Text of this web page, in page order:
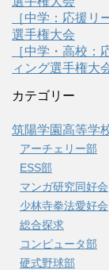
［中学：応援
選手権大会
［中学・高校
ィング選手権大
カテゴリー
筑陽学園高等学
アーチェリー部
ESS部
マンガ研究同好会
少林寺拳法愛好会
総合探求
コンピュータ部
硬式野球部